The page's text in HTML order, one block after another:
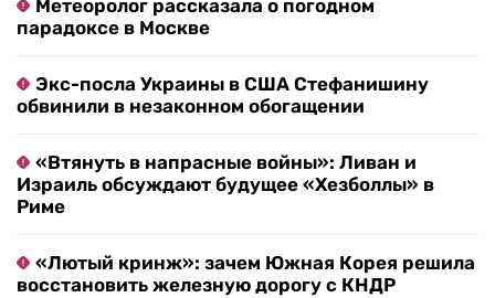
Метеоролог рассказала о погодном
парадоксе в Москве
Экс-посла Украины в США Стефанишину
обвинили в незаконном обогащении
«Втянуть в напрасные войны»: Ливан и
Израиль обсуждают будущее «Хезболлы» в
Риме
«Лютый кринж»: зачем Южная Корея решила
восстановить железную дорогу с КНДР